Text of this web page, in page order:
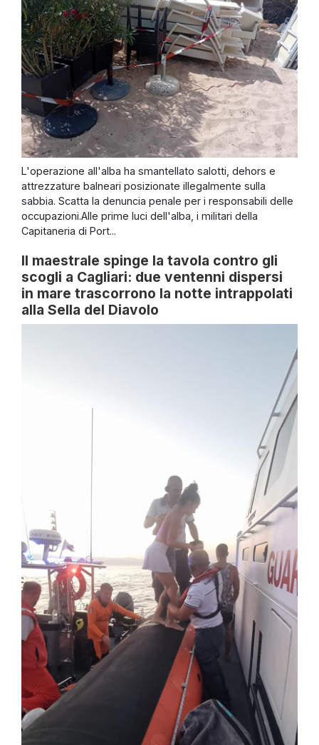
L'operazione all'alba ha smantellato salotti, dehors e
attrezzature balneari posizionate illegalmente sulla
sabbia. Scatta la denuncia penale per i responsabili delle
occupazioni.Alle prime luci dell'alba, i militari della
Capitaneria di Port...
Il maestrale spinge la tavola contro gli
scogli a Cagliari: due ventenni dispersi
in mare trascorrono la notte intrappolati
alla Sella del Diavolo